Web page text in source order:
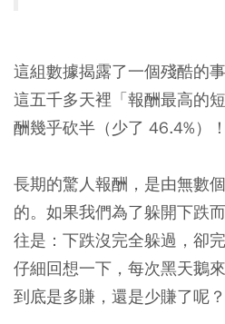
這組數據揭露了一個殘酷的
這五千多天裡「報酬最高的
酬幾乎砍半（少了 46.4%）！
長期的驚人報酬，是由無數
的。如果我們為了躲開下跌
往是：下跌沒完全躲過，卻
仔細回想一下，每次黑天鵝
到底是多賺，還是少賺了呢？